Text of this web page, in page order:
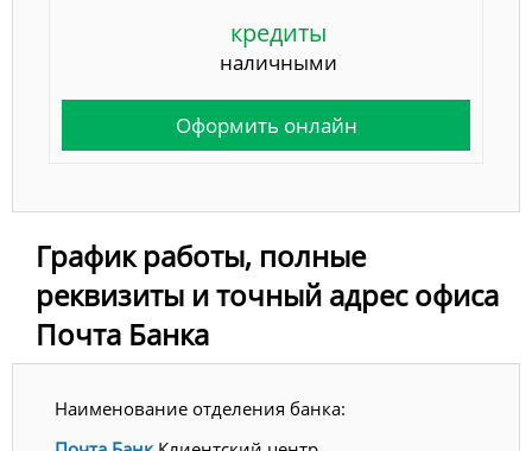
кредиты
наличными
Оформить онлайн
График работы, полные
реквизиты и точный адрес офиса
Почта Банка
Наименование отделения банка: